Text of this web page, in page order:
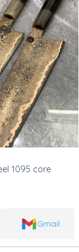
1095 core
Gmail